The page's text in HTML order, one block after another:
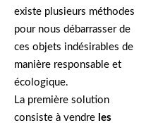
existe plusieurs méthodes
pour nous débarrasser de
ces objets indésirables de
manière responsable et
écologique.
La première solution
consiste à vendre les